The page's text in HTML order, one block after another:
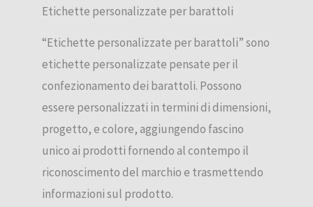
Etichette personalizzate per barattoli
“Etichette personalizzate per barattoli” sono
etichette personalizzate pensate per il
confezionamento dei barattoli. Possono
essere personalizzati in termini di dimensioni,
progetto, e colore, aggiungendo fascino
unico ai prodotti fornendo al contempo il
riconoscimento del marchio e trasmettendo
informazioni sul prodotto.